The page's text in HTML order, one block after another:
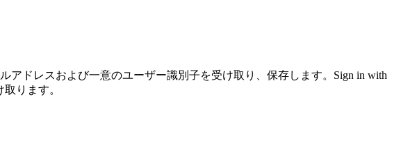
ドレスおよび一意のユーザー識別子を受け取り、保存します。Sign in with
ります。